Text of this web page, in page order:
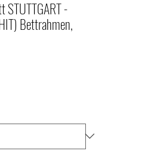
-
Bettrahmen,